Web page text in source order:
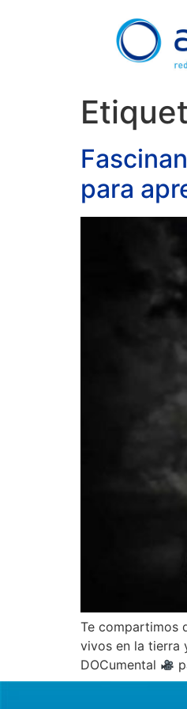
para
Te compartimos
vivos en la tierra
DOCumental